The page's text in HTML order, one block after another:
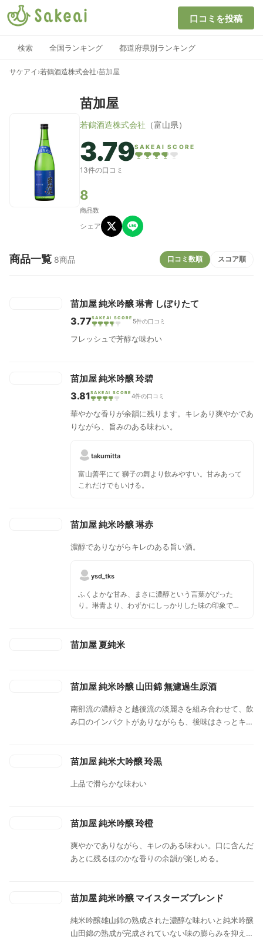
口コミを投稿
検索 全国ランキング 都道府県別ランキング
サケアイ ›若鶴酒造株式会社›苗加屋
苗加屋
若鶴酒造株式会社 （富山県）
3.79SAKEAI SCORE
13件の口コミ
8
商品数
シェア
商品一覧 8商品 口コミ数順 スコア順
苗加屋 純米吟醸 琳青 しぼりたて
3.77SAKEAI SCORE 5件の口コミ
フレッシュで芳醇な味わい
苗加屋 純米吟醸 玲碧
3.81SAKEAI SCORE 4件の口コミ
華やかな香りが余韻に残ります。キレあり爽やかであ
りながら、旨みのある味わい。
takumitta
富山善平にて 獅子の舞より飲みやすい。甘みあって
これだけでもいける。
苗加屋 純米吟醸 琳赤
濃醇でありながらキレのある旨い酒。
ysd_tks
ふくよかな甘み、まさに濃醇という言葉がぴった
り。琳青より、わずかにしっかりした味の印象で
とらしい。どちらも味に共通のものがあってとても
美味しいお酒。
苗加屋 夏純米
苗加屋 純米吟醸 山田錦 無濾過生原酒
南部流の濃醇さと越後流の淡麗さを組み合わせて、飲
み口のインパクトがありながらも、後味はさっとキレ
ッシュかつジューシーな無濾過生原酒。
苗加屋 純米大吟醸 玲黒
上品で滑らかな味わい
苗加屋 純米吟醸 玲橙
爽やかでありながら、キレのある味わい。口に含んだ
あとに残るほのかな香りの余韻が楽しめる。
苗加屋 純米吟醸 マイスターズブレンド
純米吟醸雄山錦の熟成された濃醇な味わいと純米吟醸
山田錦の熟成が完成されていない味の膨らみを抑えた